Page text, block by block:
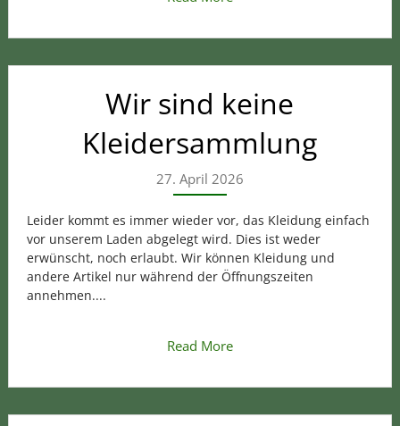
Wir sind keine
Kleidersammlung
27. April 2026
Leider kommt es immer wieder vor, das Kleidung einfach
vor unserem Laden abgelegt wird. Dies ist weder
erwünscht, noch erlaubt. Wir können Kleidung und
andere Artikel nur während der Öffnungszeiten
annehmen....
Read More